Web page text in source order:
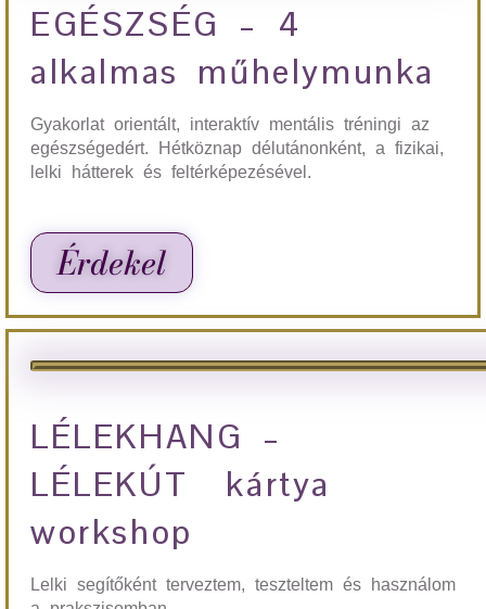
EGÉSZSÉG – 4
alkalmas műhelymunka
Gyakorlat orientált, interaktív mentális tréningi az
egészségedért. Hétköznap délutánonként, a fizikai,
lelki hátterek és feltérképezésével.
Érdekel
LÉLEKHANG –
LÉLEKÚT kártya
workshop
Lelki segítőként terveztem, teszteltem és használom